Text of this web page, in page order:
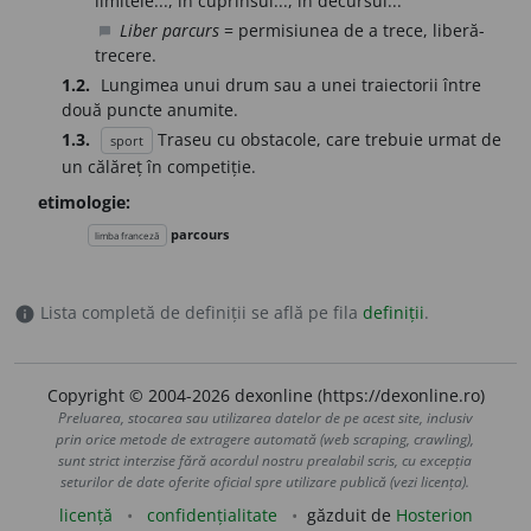
chat_bubble Liber parcurs = permisiunea de a trece, liberă-
trecere.
1.2. Lungimea unui drum sau a unei traiectorii între
două puncte anumite.
1.3.
sport
Traseu cu obstacole, care trebuie urmat de
un călăreț în competiție.
etimologie:
limba franceză parcours
info Lista completă de definiții se află pe fila definiții.
Copyright © 2004-2026 dexonline (https://dexonline.ro)
Preluarea, stocarea sau utilizarea datelor de pe acest site, inclusiv
prin orice metode de extragere automată (web scraping, crawling),
sunt strict interzise fără acordul nostru prealabil scris, cu excepția
seturilor de date oferite oficial spre utilizare publică (vezi licența).
licență confidențialitate găzduit de Hosterion